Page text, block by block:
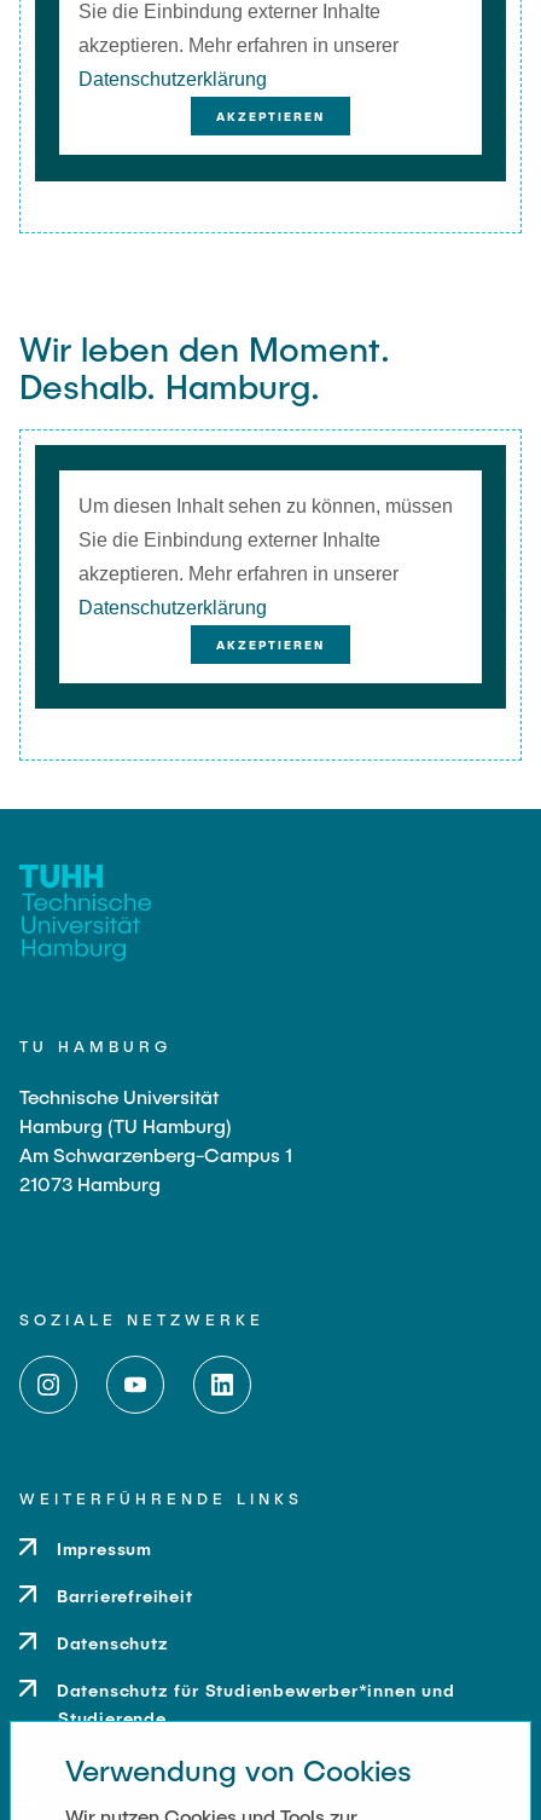
Sie die Einbindung externer Inhalte
akzeptieren. Mehr erfahren in unserer
Datenschutzerklärung
AKZEPTIEREN
Wir leben den Moment.
Deshalb. Hamburg.
Um diesen Inhalt sehen zu können, müssen
Sie die Einbindung externer Inhalte
akzeptieren. Mehr erfahren in unserer
Datenschutzerklärung
AKZEPTIEREN
TU HAMBURG
Technische Universität
Hamburg (TU Hamburg)
Am Schwarzenberg-Campus 1
21073 Hamburg
SOZIALE NETZWERKE
WEITERFÜHRENDE LINKS
Impressum
Barrierefreiheit
Datenschutz
Datenschutz für Studienbewerber*innen und
Studierende
Kontakt
Anfahrt
Verwendung von Cookies